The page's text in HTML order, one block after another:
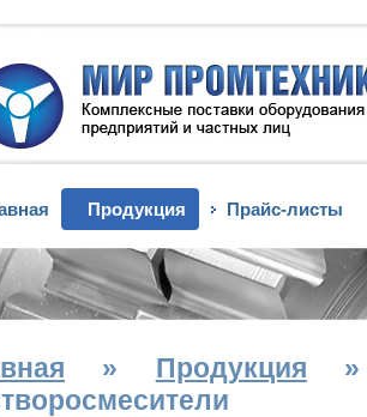
Продукция Прайс-листы
» Продукция